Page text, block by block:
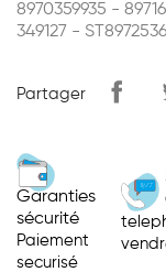
8970359935 -
349127 -
Partager
Garanties
sécurité
Paiement
securisé